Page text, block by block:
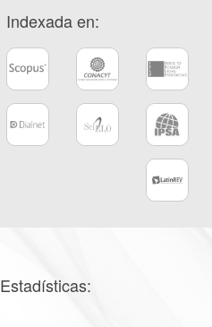
Indexada en:
Estadísticas: